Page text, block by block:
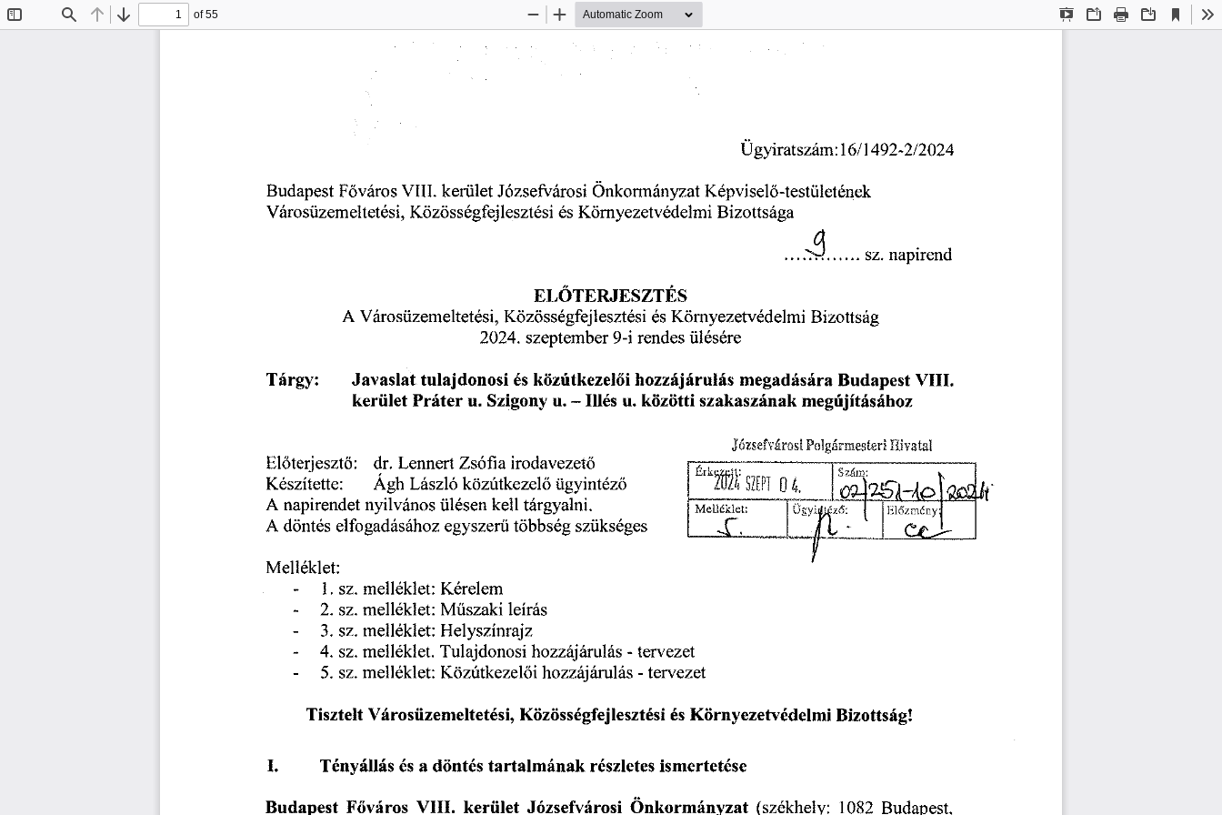
Find Previous
Next
of 55
Presentation
OpenPrint Download
Current
View
Zoom
Zoom
Ügyiratszám:16/1492-2/2024
Budapest Főváros VIII. kerület Józsefvárosi Önkormányzat Képviselő-testületének
Városüzemeltetési, Közösségfejlesztési és Környezetvédelmi Bizottsága
....>4...... sz. napirend
ELŐTERJESZTÉS
A Városüzemeltetési, Közösségfejlesztési és Környezetvédelmi Bizottság
2024. szeptember 9-i rendes ülésére
Tárgy: Javaslat tulajdonosi és közútkezelői hozzájárulás megadására Budapest VIII.
kerület Práter u. Szigony u. - Illés u. közötti szakaszának megújításához
Előterjesztő: dr. Lennert Zsófia irodavezető
Készítette:
Ágh László közútkezelő ügyintéző
A napirendet nyilvános ülésen kell tárgyalni.
A döntés elfogadásához egyszerű többség szükséges
Józsefvárosi Polgármesteri Hivatal
Melléklet: Jőzmcny:
Melléklet:
1.
sz. melléklet:
2.
sz. melléklet: Műszaki
3.
sz. melléklet: Helyszínrajz
4.
sz. melléklet. Tulajdonosi hozzájárulás -
-
5. sz. melléklet: Közútkezelői hozzájárulás - tervezet
Tisztelt Városüzemeltetési, Közösségfejlesztési és Környezetvédelmi Bizottság!
I. Tényállás és a döntés tartalmának részletes ismertetése
Budapest Főváros VIII. kerület Józsefvárosi Önkormányzat (székhely: 1082 Budapest,